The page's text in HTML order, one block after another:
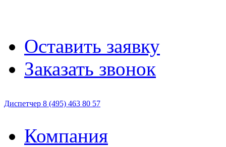
Оставить заявку
Заказать звонок
Диспетчер 8 (495) 463 80 57
Компания